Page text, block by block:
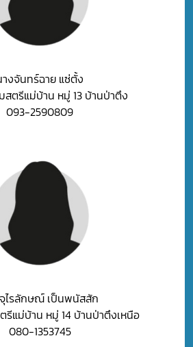
งจันทร์ฉาย แซ่ตั้ง
สตรีแม่บ้าน หมู่ 13 บ้านป่าตึง
093-2590809
ไรลักษณ์ เป็นพนัสสัก
รีแม่บ้าน หมู่ 14 บ้านป่าตึงเหนือ
080-1353745